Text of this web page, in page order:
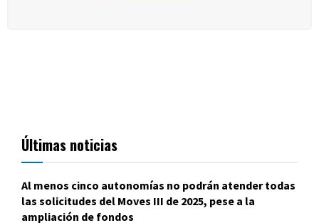
Últimas noticias
Al menos cinco autonomías no podrán atender todas
las solicitudes del Moves III de 2025, pese a la
ampliación de fondos